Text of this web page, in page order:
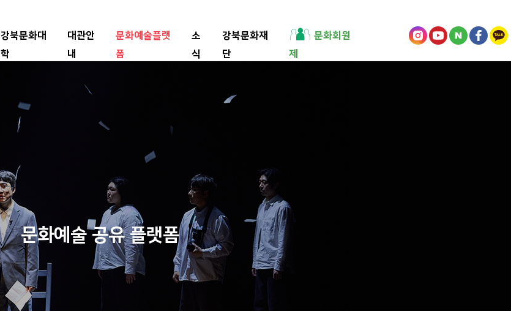
강북문화대
학
대관안
내
문화예술플랫
폼
소
식
강북문화재
단
문화회원
제
문화예술 공유 플랫폼